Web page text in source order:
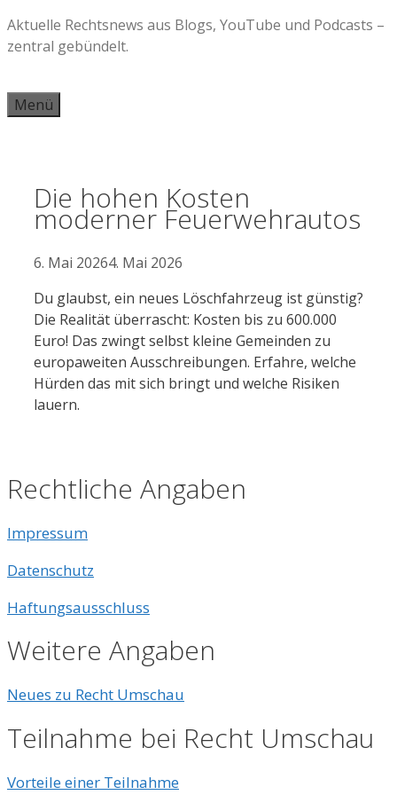
Zum
Inhalt
Aktuelle Rechtsnews aus Blogs, YouTube und Podcasts –
zentral gebündelt.
Menü
Die hohen Kosten
moderner Feuerwehrautos
6. Mai 20264. Mai 2026
Du glaubst, ein neues Löschfahrzeug ist günstig?
Die Realität überrascht: Kosten bis zu 600.000
Euro! Das zwingt selbst kleine Gemeinden zu
europaweiten Ausschreibungen. Erfahre, welche
Hürden das mit sich bringt und welche Risiken
lauern.
Rechtliche Angaben
Impressum
Datenschutz
Haftungsausschluss
Weitere Angaben
Neues zu Recht Umschau
Teilnahme bei Recht Umschau
Vorteile einer Teilnahme